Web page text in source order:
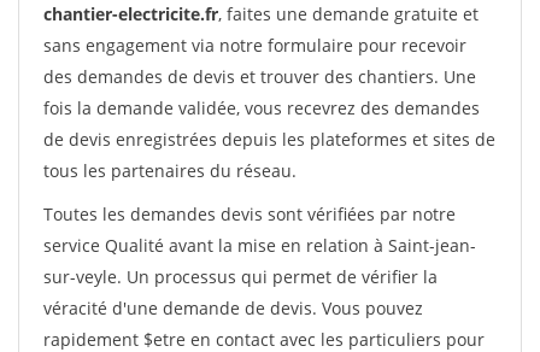
chantier-electricite.fr, faites une demande gratuite et
sans engagement via notre formulaire pour recevoir
des demandes de devis et trouver des chantiers. Une
fois la demande validée, vous recevrez des demandes
de devis enregistrées depuis les plateformes et sites de
tous les partenaires du réseau.
Toutes les demandes devis sont vérifiées par notre
service Qualité avant la mise en relation à Saint-jean-
sur-veyle. Un processus qui permet de vérifier la
véracité d'une demande de devis. Vous pouvez
rapidement $etre en contact avec les particuliers pour